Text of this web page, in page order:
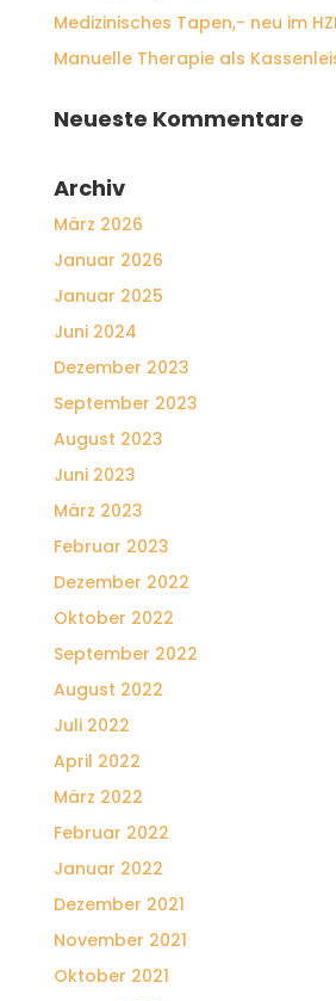
Medizinisches Tapen,- neu im
Manuelle Therapie als
Neueste Kommentare
Archiv
März 2026
Januar 2026
Januar 2025
Juni 2024
Dezember 2023
September 2023
August 2023
Juni 2023
März 2023
Februar 2023
Dezember 2022
Oktober 2022
September 2022
August 2022
Juli 2022
April 2022
März 2022
Februar 2022
Januar 2022
Dezember 2021
November 2021
Oktober 2021